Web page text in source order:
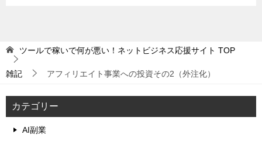
ツールで稼いで何が悪い！ネットビジネス応援サイト TOP
雑記 アフィリエイト事業への投資その2（外注化）
カテゴリー
AI副業